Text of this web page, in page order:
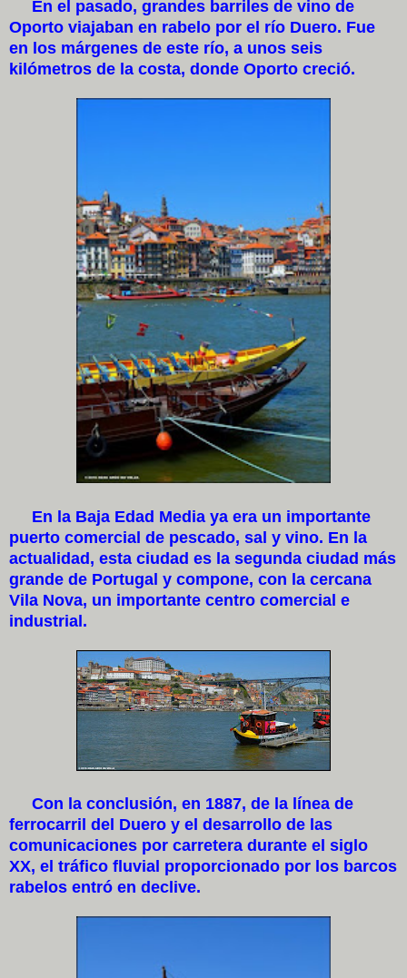
En el pasado, grandes barriles de vino de
Oporto viajaban en rabelo por el río Duero. Fue
en los márgenes de este río, a unos seis
kilómetros de la costa, donde Oporto creció.
En la Baja Edad Media ya era un importante
puerto comercial de pescado, sal y vino. En la
actualidad, esta ciudad es la segunda ciudad más
grande de Portugal y compone, con la cercana
Vila Nova, un importante centro comercial e
industrial.
Con la conclusión, en 1887, de la línea de
ferrocarril del Duero y el desarrollo de las
comunicaciones por carretera durante el siglo
XX, el tráfico fluvial proporcionado por los barcos
rabelos entró en declive.